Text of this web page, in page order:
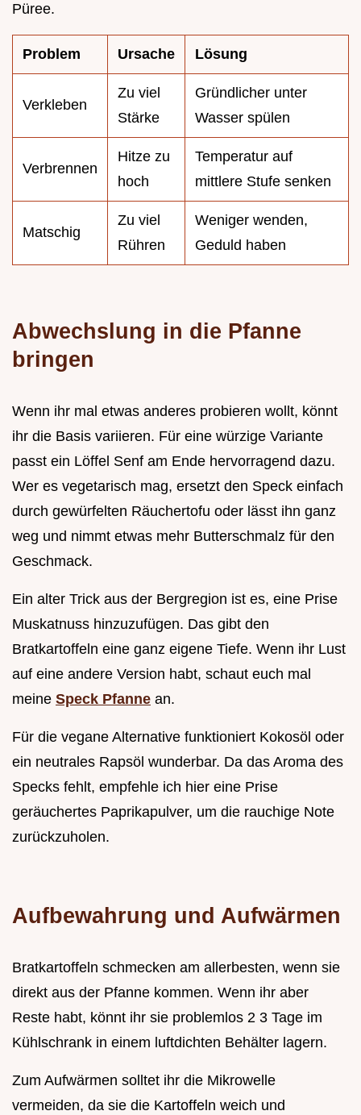
Püree.
Problem Ursache Lösung
Verkleben
Zu viel
Stärke
Gründlicher unter
Wasser spülen
Verbrennen
Hitze zu
hoch
Temperatur auf
mittlere Stufe senken
Matschig
Zu viel
Rühren
Weniger wenden,
Geduld haben
Abwechslung in die Pfanne
bringen
Wenn ihr mal etwas anderes probieren wollt, könnt
ihr die Basis variieren. Für eine würzige Variante
passt ein Löffel Senf am Ende hervorragend dazu.
Wer es vegetarisch mag, ersetzt den Speck einfach
durch gewürfelten Räuchertofu oder lässt ihn ganz
weg und nimmt etwas mehr Butterschmalz für den
Geschmack.
Ein alter Trick aus der Bergregion ist es, eine Prise
Muskatnuss hinzuzufügen. Das gibt den
Bratkartoffeln eine ganz eigene Tiefe. Wenn ihr Lust
auf eine andere Version habt, schaut euch mal
meine Speck Pfanne an.
Für die vegane Alternative funktioniert Kokosöl oder
ein neutrales Rapsöl wunderbar. Da das Aroma des
Specks fehlt, empfehle ich hier eine Prise
geräuchertes Paprikapulver, um die rauchige Note
zurückzuholen.
Aufbewahrung und Aufwärmen
Bratkartoffeln schmecken am allerbesten, wenn sie
direkt aus der Pfanne kommen. Wenn ihr aber
Reste habt, könnt ihr sie problemlos 2 3 Tage im
Kühlschrank in einem luftdichten Behälter lagern.
Zum Aufwärmen solltet ihr die Mikrowelle
vermeiden, da sie die Kartoffeln weich und